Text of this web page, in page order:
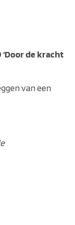
de kracht
van een